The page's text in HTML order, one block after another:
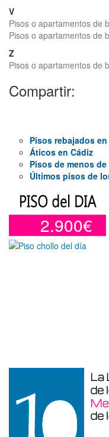
V
Pisos o apartamentos de
Pisos o apartamentos de
Z
Pisos o apartamentos de
Compartir:
Pisos rebajados
Áticos en Cádiz
Pisos de menos de
Últimos pisos de
2.900€